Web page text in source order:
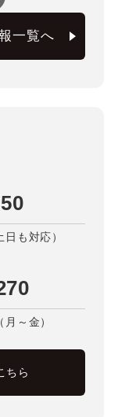
一覧へ
も対応）
～金）
ちら